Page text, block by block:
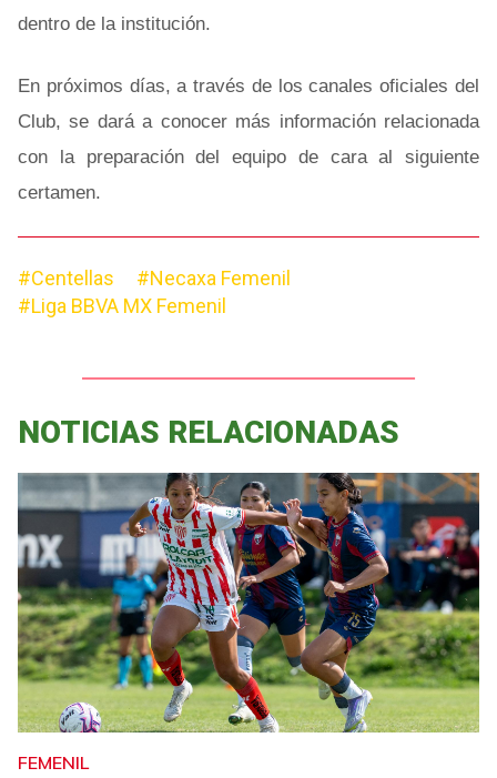
dentro de la institución.
En próximos días, a través de los canales oficiales del
Club, se dará a conocer más información relacionada
con la preparación del equipo de cara al siguiente
certamen.
#Centellas
#Necaxa Femenil
#Liga BBVA MX Femenil
NOTICIAS RELACIONADAS
FEMENIL